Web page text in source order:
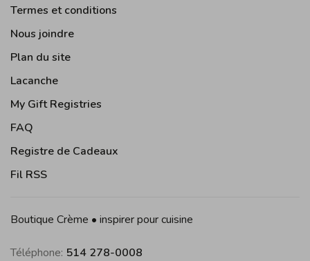
Termes et conditions
Nous joindre
Plan du site
Lacanche
My Gift Registries
FAQ
Registre de Cadeaux
Fil RSS
Boutique Crème • inspirer pour cuisine
Téléphone: 514 278-0008